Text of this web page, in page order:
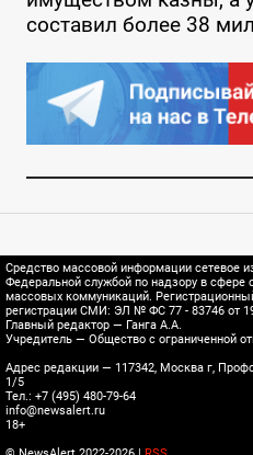
составил более 38
Средство массовой информации сетевое
Федеральной службой по надзору в сфере
массовых коммуникаций.
регистрации СМИ: ЭЛ № ФС 77 - 83746 от
Главный редактор — Ганга А.А.
Учредитель — Общество с ограниченной
Адрес редакции — 117342, Москва г,
1/5
Тел.: +7 (495) 480-79-64
info@newsalert.ru
18+